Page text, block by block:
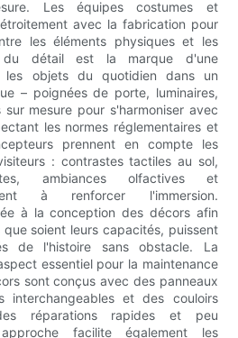
Les équipes costumes et
avec la fabrication pour
les éléments physiques et les
du détail est la marque d'une
les objets du quotidien dans un
– poignées de porte, luminaires,
mesure pour s'harmoniser avec
les normes réglementaires et
prennent en compte les
: contrastes tactiles au sol,
ambiances olfactives et
à renforcer l'immersion.
à la conception des décors afin
soient leurs capacités, puissent
de l'histoire sans obstacle. La
essentiel pour la maintenance
sont conçus avec des panneaux
interchangeables et des couloirs
réparations rapides et peu
facilite également les